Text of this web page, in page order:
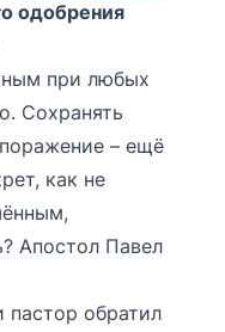
одобрения
при любых
Сохранять
– ещё
как не
Апостол Павел
пастор обратил